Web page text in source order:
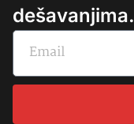
dešavanjima.